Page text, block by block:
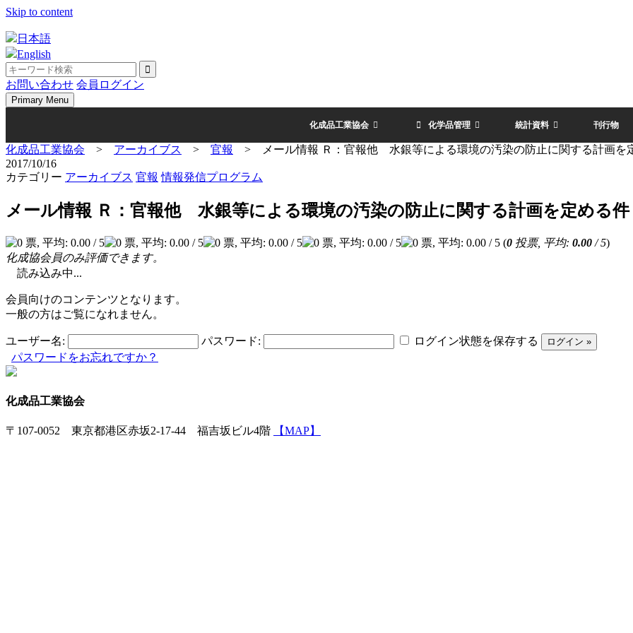
Skip to content
日本語
English
お問い合わせ 会員ログイン
Primary Menu
化成品工業協会 化学品管理 統計資料 刊行物
化成品工業協会 > アーカイブス > 官報 >
メール情報 Ｒ：官報他 水銀等による環境の汚染の防止に関する計画を
2017/10/16
カテゴリー アーカイブス 官報 情報発信プログラム
メール情報 Ｒ：官報他 水銀等による環境の汚染の防止に関する計画を定める件
(0 投票, 平均: 0.00 / 5)
化成協会員のみ評価できます。
読み込み中...
会員向けのコンテンツとなります。
一般の方はご覧になれません。
ユーザー名: パスワード:
ログイン状態を保存する
パスワードをお忘れですか？
化成品工業協会
〒107-0052 東京都港区赤坂2-17-44 福吉坂ビル4階 【MAP】